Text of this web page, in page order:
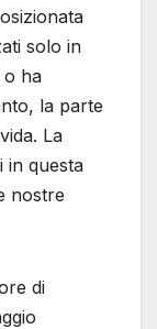
solo in
o ha
la parte
La
in questa
nostre
di